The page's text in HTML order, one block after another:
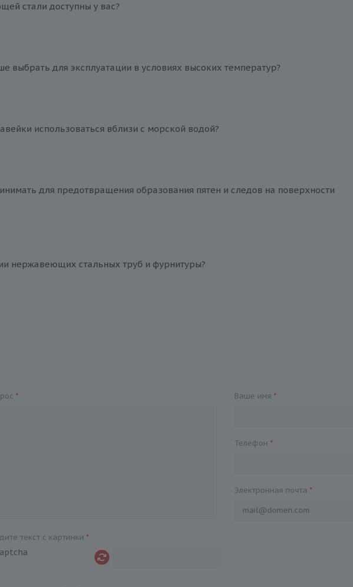
стали доступны у вас?
выбрать для эксплуатации в условиях высоких температур?
использоваться вблизи с морской водой?
для предотвращения образования пятен и следов на поверхности
нержавеющих стальных труб и фурнитуры?
* Ваше имя *
Телефон *
Электронная почта *
текст с картинки*